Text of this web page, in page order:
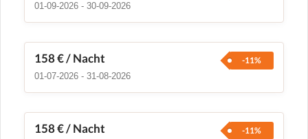
01-09-2026 - 30-09-2026
158 €/ Nacht
-11%
01-07-2026 - 31-08-2026
158 €/ Nacht
-11%